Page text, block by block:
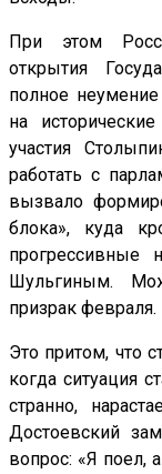
При этом
открытия
полное
на
участия
работать с
вызвало
блока», куда
прогрессивные
Шульгиным.
призрак февраля.
Это притом, что
когда ситуация
странно,
Достоевский
вопрос: «Я поел,